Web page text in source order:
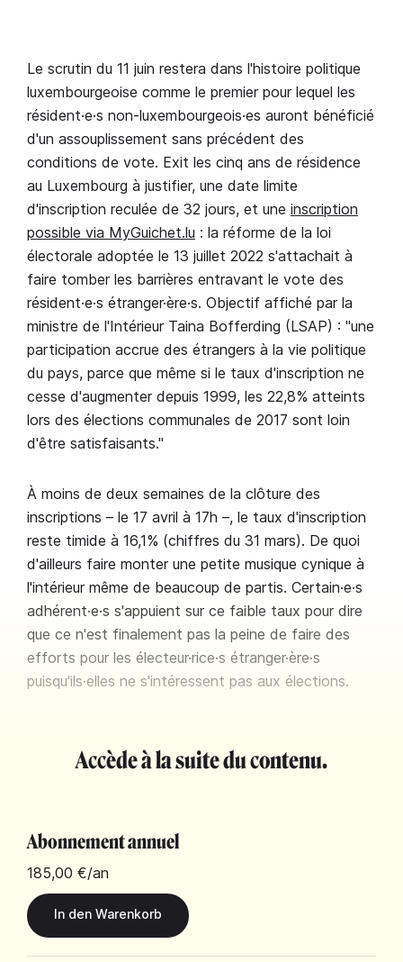
Le scrutin du 11 juin restera dans l'histoire politique
luxembourgeoise comme le premier pour lequel les
résident·e·s non-luxembourgeois·es auront bénéficié
d'un assouplissement sans précédent des
conditions de vote. Exit les cinq ans de résidence
au Luxembourg à justifier, une date limite
d'inscription reculée de 32 jours, et une inscription
possible via MyGuichet.lu : la réforme de la loi
électorale adoptée le 13 juillet 2022 s'attachait à
faire tomber les barrières entravant le vote des
résident·e·s étranger·ère·s. Objectif affiché par la
ministre de l'Intérieur Taina Bofferding (LSAP) : "une
participation accrue des étrangers à la vie politique
du pays, parce que même si le taux d'inscription ne
cesse d'augmenter depuis 1999, les 22,8% atteints
lors des élections communales de 2017 sont loin
d'être satisfaisants."
À moins de deux semaines de la clôture des
inscriptions – le 17 avril à 17h –, le taux d'inscription
reste timide à 16,1% (chiffres du 31 mars). De quoi
d'ailleurs faire monter une petite musique cynique à
l'intérieur même de beaucoup de partis. Certain·e·s
adhérent·e·s s'appuient sur ce faible taux pour dire
que ce n'est finalement pas la peine de faire des
efforts pour les électeur·rice·s étranger·ère·s
puisqu'ils·elles ne s'intéressent pas aux élections.
Accède à la suite du contenu.
Abonnement annuel
185,00 €/an